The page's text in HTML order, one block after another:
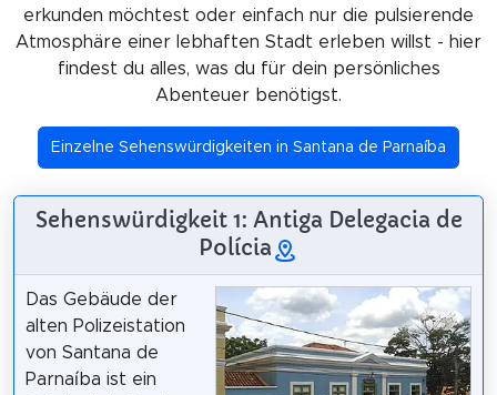
erkunden möchtest oder einfach nur die pulsierende
Atmosphäre einer lebhaften Stadt erleben willst - hier
findest du alles, was du für dein persönliches
Abenteuer benötigst.
Einzelne Sehenswürdigkeiten in Santana de Parnaíba
Sehenswürdigkeit 1: Antiga Delegacia de
Polícia
Das Gebäude der
alten Polizeistation
von Santana de
Parnaíba ist ein